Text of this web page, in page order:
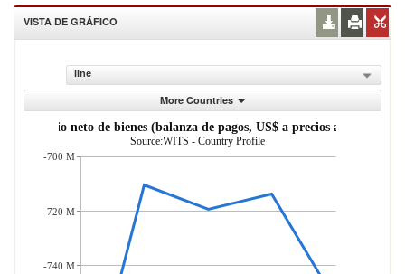
VISTA DE GRÁFICO
line
More Countries
Comercio neto de bienes (balanza de pagos, US$ a precios actuales)
Source:WITS - Country Profile
-700 M
-720 M
-740 M